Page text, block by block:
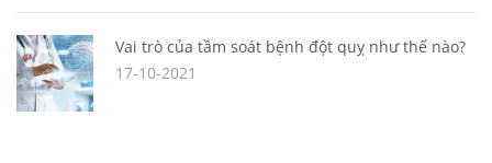
Vai trò của tầm soát bệnh đột quỵ như thế nào?
17-10-2021